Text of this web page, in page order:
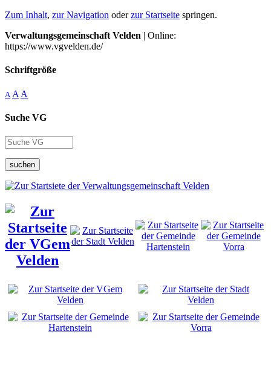
Zum Inhalt, zur Navigation oderzur Startseite springen.
Verwaltungsgemeinschaft Velden | Online:
https://www.vgvelden.de/
Schriftgröße
A A A
Suche VG
suchen